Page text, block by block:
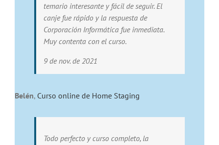
temario interesante y fácil de seguir. El
canje fue rápido y la respuesta de
Corporación Informática fue inmediata.
Muy contenta con el curso.
9 de nov. de 2021
Belén, Curso online de Home Staging
Todo perfecto y curso completo, la